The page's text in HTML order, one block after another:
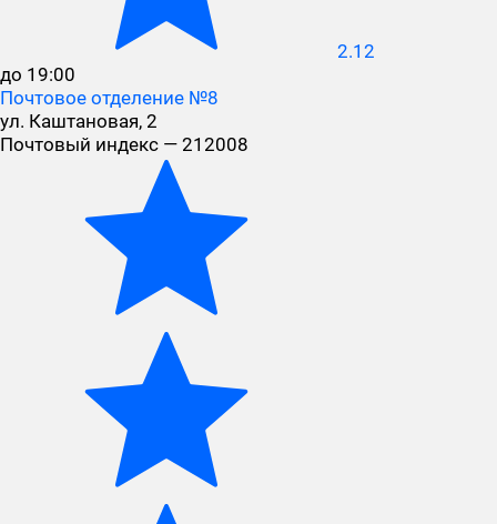
2.12
до 19:00
Почтовое отделение №8
ул. Каштановая, 2
Почтовый индекс — 212008